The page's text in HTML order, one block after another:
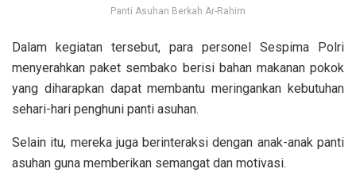
Panti Asuhan Berkah Ar-Rahim
Dalam kegiatan tersebut, para personel Sespima Polri
menyerahkan paket sembako berisi bahan makanan pokok
yang diharapkan dapat membantu meringankan kebutuhan
sehari-hari penghuni panti asuhan.
Selain itu, mereka juga berinteraksi dengan anak-anak panti
asuhan guna memberikan semangat dan motivasi.